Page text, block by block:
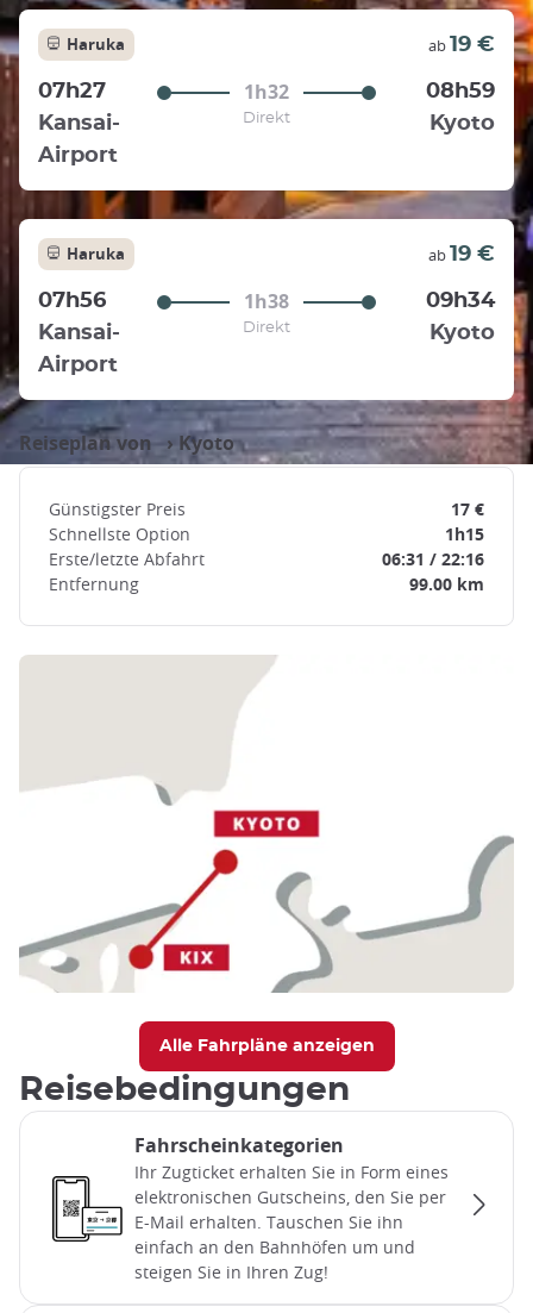
Haruka ab19 €
07h27 1h32
08h59
Kansai-
Airport
Direkt Kyoto
Haruka ab19 €
07h56 1h38
09h34
Kansai-
Airport
Direkt Kyoto
Reiseplan von › Kyoto
Günstigster Preis
17 €
Schnellste Option
1h15
Erste/letzte Abfahrt
06:31 / 22:16
Entfernung
99.00 km
Alle Fahrpläne anzeigen
Reisebedingungen
Fahrscheinkategorien
Ihr Zugticket erhalten Sie in Form eines
elektronischen Gutscheins, den Sie per
E-Mail erhalten. Tauschen Sie ihn
einfach an den Bahnhöfen um und
steigen Sie in Ihren Zug!